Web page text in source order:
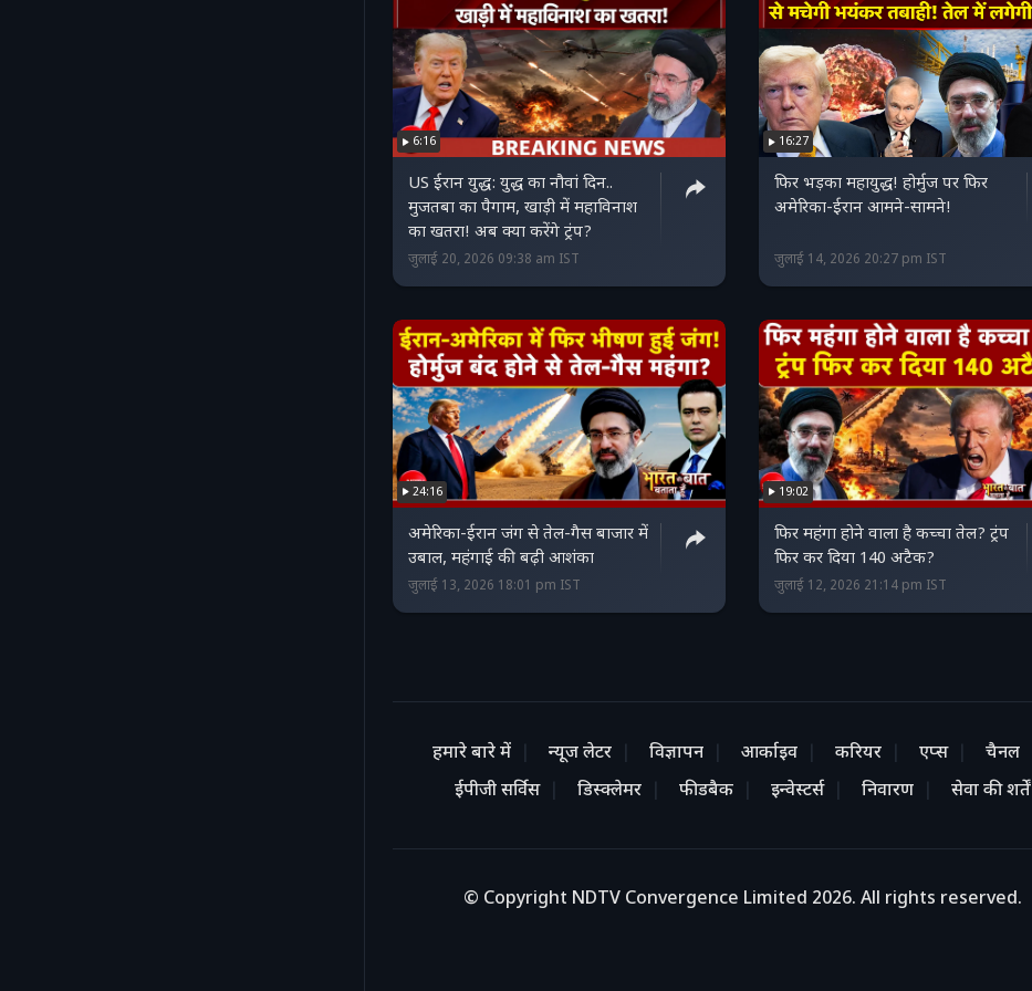
6:16
US ईरान युद्ध: युद्ध का नौवां दिन..
मुजतबा का पैगाम, खाड़ी में महाविनाश
का खतरा! अब क्या करेंगे ट्रंप?
जुलाई 20, 2026 09:38 am IST
16:27
फिर भड़का महायुद्ध! होर्मुज पर फिर
अमेरिका-ईरान आमने-सामने!
जुलाई 14, 2026 20:27 pm IST
24:16
अमेरिका-ईरान जंग से तेल-गैस बाजार में
उबाल, महंगाई की बढ़ी आशंका
जुलाई 13, 2026 18:01 pm IST
19:02
फिर महंगा होने वाला है कच्चा तेल? ट्रंप
फिर कर दिया 140 अटैक?
जुलाई 12, 2026 21:14 pm IST
हमारे बारे में न्यूज लेटर विज्ञापन आर्काइव करियर एप्स
चैनल
ईपीजी सर्विस
डिस्क्लेमर फीडबैक इन्वेस्टर्स निवारण सेवा की शर्तें
© Copyright NDTV Convergence Limited 2026. All rights reserved.